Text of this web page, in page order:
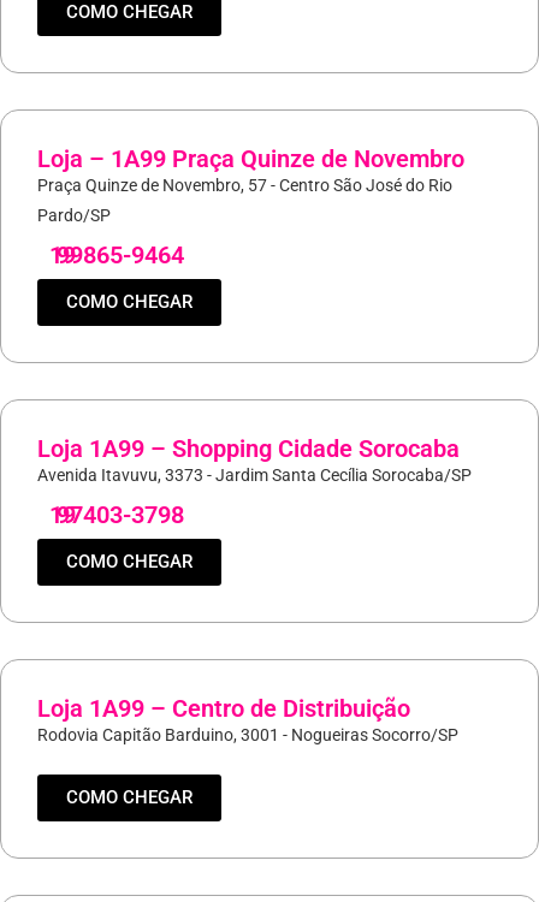
COMO CHEGAR
Loja – 1A99 Praça Quinze de Novembro
Praça Quinze de Novembro, 57 - Centro São José do Rio
Pardo/SP
19
99865-9464
COMO CHEGAR
Loja 1A99 – Shopping Cidade Sorocaba
Avenida Itavuvu, 3373 - Jardim Santa Cecília Sorocaba/SP
19
97403-3798
COMO CHEGAR
Loja 1A99 – Centro de Distribuição
Rodovia Capitão Barduino, 3001 - Nogueiras Socorro/SP
COMO CHEGAR